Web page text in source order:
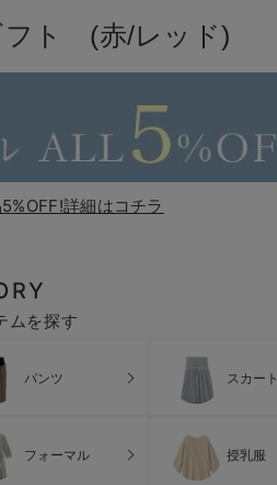
フト (赤/レッド)
詳細はコチラ
ムを探す
パンツ スカート
フォーマル 授乳服